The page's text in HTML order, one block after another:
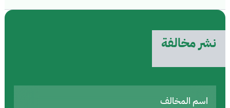
نشر مخالفة
اسم المخالف